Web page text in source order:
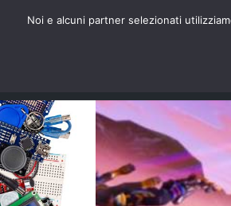
Noi e alcuni partner selezionati